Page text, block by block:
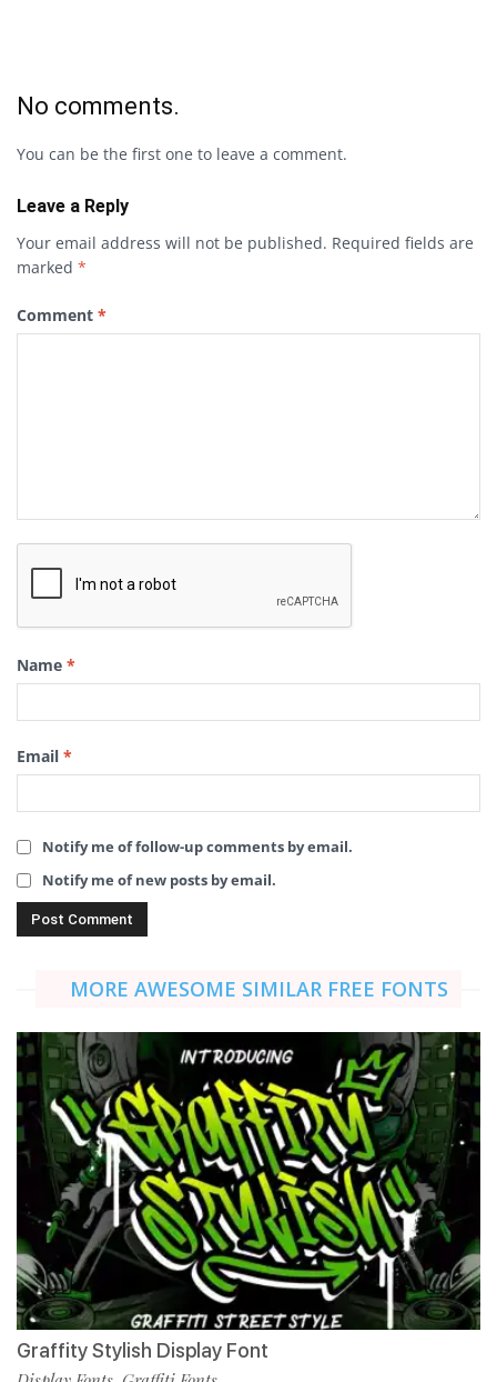
No comments.
You can be the first one to leave a comment.
Leave a Reply
Your email address will not be published. Required fields are
marked *
Comment *
Name *
Email *
Notify me of follow-up comments by email.
Notify me of new posts by email.
MORE AWESOME SIMILAR FREE FONTS
Graffity Stylish Display Font